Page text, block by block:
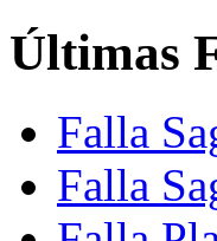
Últimas
Falla
Falla